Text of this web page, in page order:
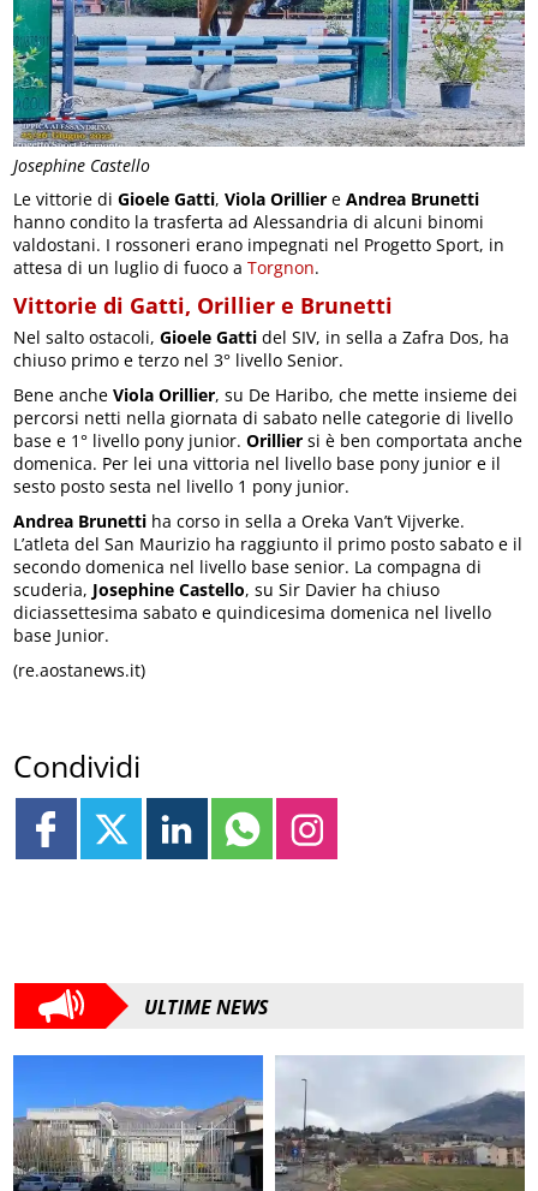
Josephine Castello
Le vittorie diGioele Gatti,Viola Orillier eAndrea Brunetti
hanno condito la trasferta ad Alessandria di alcuni binomi
valdostani. I rossoneri erano impegnati nel Progetto Sport, in
attesa di un luglio di fuoco aTorgnon.
Vittorie di Gatti, Orillier e Brunetti
Nel salto ostacoli,Gioele Gatti del SIV, in sella a Zafra Dos, ha
chiuso primo e terzo nel 3° livello Senior.
Bene ancheViola Orillier, su De Haribo, che mette insieme dei
percorsi netti nella giornata di sabato nelle categorie di livello
base e 1° livello pony junior.Orillier si è ben comportata anche
domenica. Per lei una vittoria nel livello base pony junior e il
sesto posto sesta nel livello 1 pony junior.
Andrea Brunetti ha corso in sella a Oreka Van’t Vijverke.
L’atleta del San Maurizio ha raggiunto il primo posto sabato e il
secondo domenica nel livello base senior. La compagna di
scuderia, Josephine Castello, su Sir Davier ha chiuso
diciassettesima sabato e quindicesima domenica nel livello
base Junior.
(re.aostanews.it)
Condividi
ULTIME NEWS